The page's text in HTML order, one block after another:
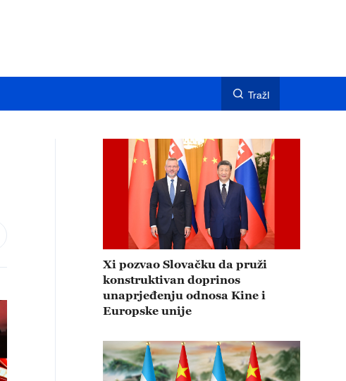
TražI
Xi pozvao Slovačku da pruži
konstruktivan doprinos
unaprjeđenju odnosa Kine i
Europske unije